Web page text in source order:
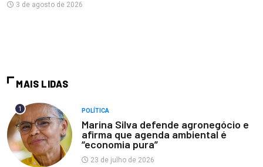
3 de agosto de 2026
MAIS LIDAS
1 POLÍTICA
Marina Silva defende agronegócio e
afirma que agenda ambiental é
“economia pura”
23 de julho de 2026